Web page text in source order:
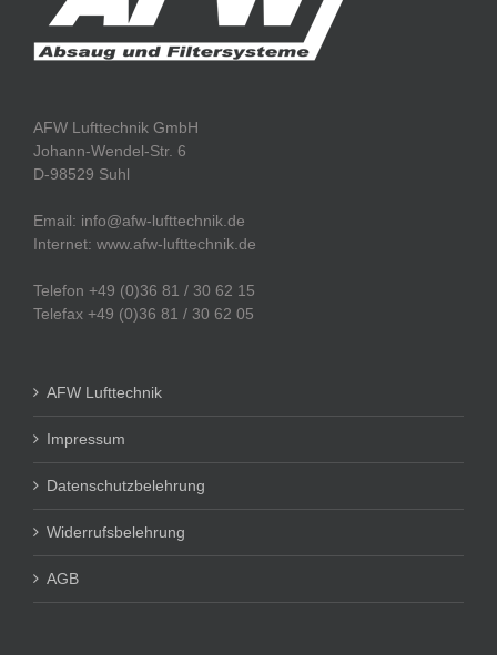
AFW Lufttechnik GmbH
Johann-Wendel-Str. 6
D-98529 Suhl
Email: info@afw-lufttechnik.de
Internet: www.afw-lufttechnik.de
Telefon +49 (0)36 81 / 30 62 15
Telefax +49 (0)36 81 / 30 62 05
AFW Lufttechnik
Impressum
Datenschutzbelehrung
Widerrufsbelehrung
AGB